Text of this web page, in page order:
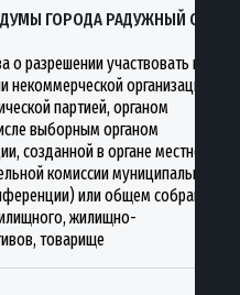
ГОРОДА РАДУЖНЫЙ ОТ
разрешении участвовать на
организацией
партией, органом
выборным органом
созданной в органе местного
комиссии муниципального
или общем собрании
жилищно-
товарище